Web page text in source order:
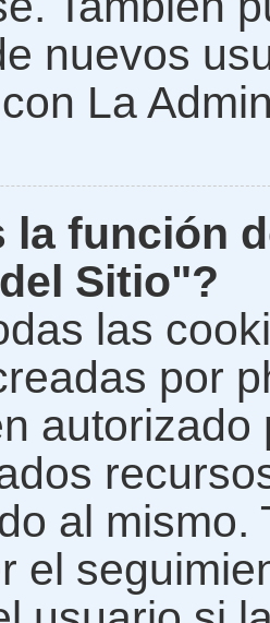
nuevos
La
la función
Sitio"?
las
por
autorizado
al mismo.
el